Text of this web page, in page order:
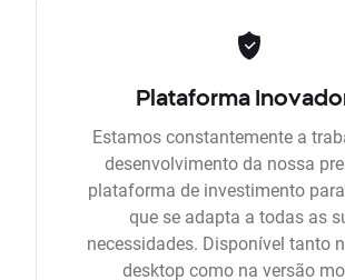
Plataforma
Estamos constantemente a
desenvolvimento da nossa
plataforma de investimento
que se adapta a todas as
necessidades. Disponível tanto
desktop como na versão